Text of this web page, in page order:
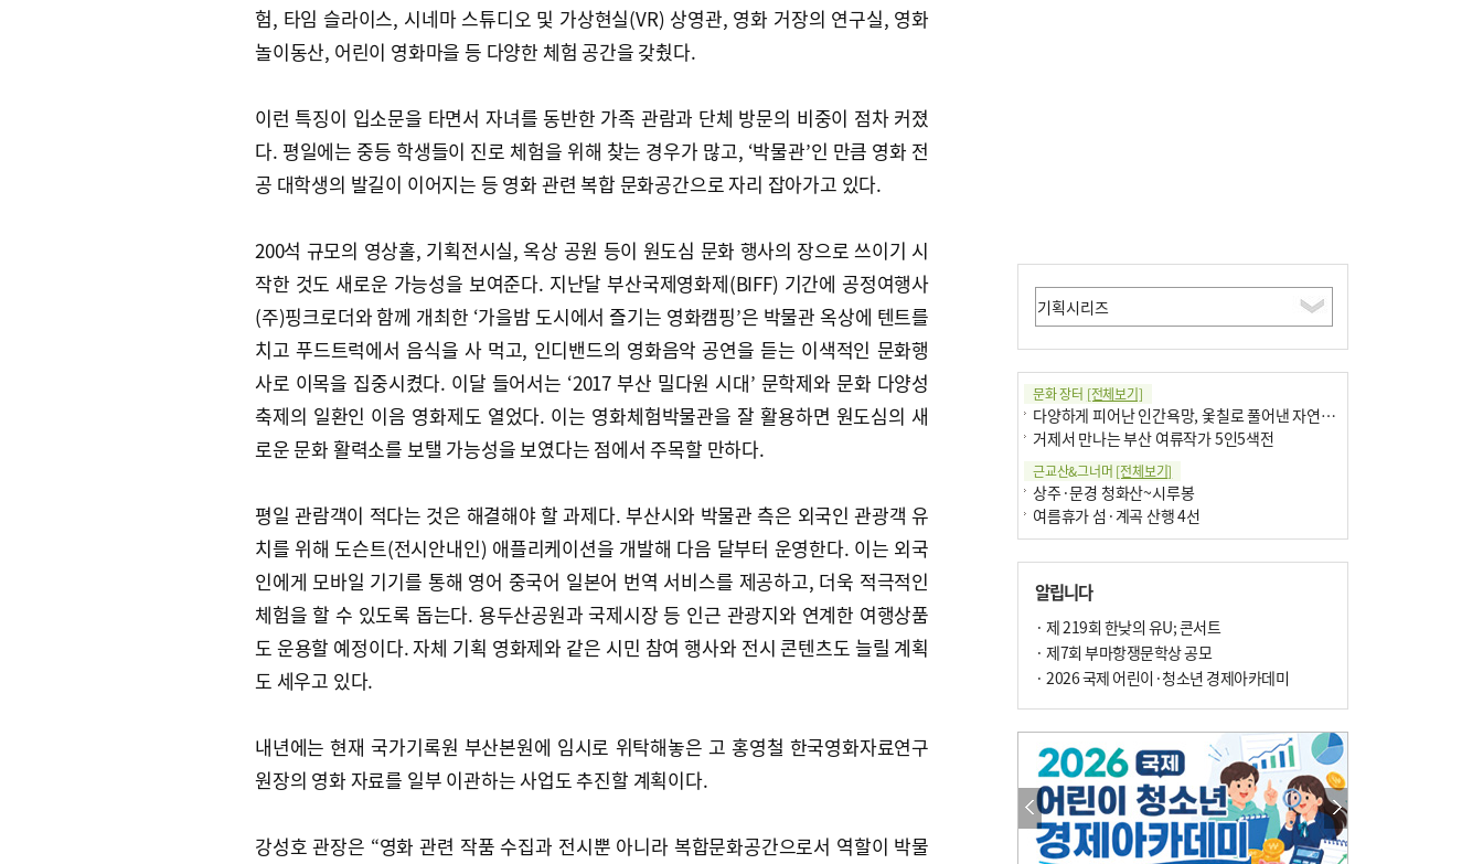
험, 타임 슬라이스, 시네마 스튜디오 및 가상현실(VR) 상영관, 영화 거장의 연구실, 영화
놀이동산, 어린이 영화마을 등 다양한 체험 공간을 갖췄다.
이런 특징이 입소문을 타면서 자녀를 동반한 가족 관람과 단체 방문의 비중이 점차 커졌
다. 평일에는 중등 학생들이 진로 체험을 위해 찾는 경우가 많고, ‘박물관’인 만큼 영화 전
공 대학생의 발길이 이어지는 등 영화 관련 복합 문화공간으로 자리 잡아가고 있다.
200석 규모의 영상홀, 기획전시실, 옥상 공원 등이 원도심 문화 행사의 장으로 쓰이기 시
작한 것도 새로운 가능성을 보여준다. 지난달 부산국제영화제(BIFF) 기간에 공정여행사
(주)핑크로더와 함께 개최한 ‘가을밤 도시에서 즐기는 영화캠핑’은 박물관 옥상에 텐트를
치고 푸드트럭에서 음식을 사 먹고, 인디밴드의 영화음악 공연을 듣는 이색적인 문화행
사로 이목을 집중시켰다. 이달 들어서는 ‘2017 부산 밀다원 시대’ 문학제와 문화 다양성
축제의 일환인 이음 영화제도 열었다. 이는 영화체험박물관을 잘 활용하면 원도심의 새
로운 문화 활력소를 보탤 가능성을 보였다는 점에서 주목할 만하다.
평일 관람객이 적다는 것은 해결해야 할 과제다. 부산시와 박물관 측은 외국인 관광객 유
치를 위해 도슨트(전시안내인) 애플리케이션을 개발해 다음 달부터 운영한다. 이는 외국
인에게 모바일 기기를 통해 영어 중국어 일본어 번역 서비스를 제공하고, 더욱 적극적인
체험을 할 수 있도록 돕는다. 용두산공원과 국제시장 등 인근 관광지와 연계한 여행상품
도 운용할 예정이다. 자체 기획 영화제와 같은 시민 참여 행사와 전시 콘텐츠도 늘릴 계획
도 세우고 있다.
내년에는 현재 국가기록원 부산본원에 임시로 위탁해놓은 고 홍영철 한국영화자료연구
원장의 영화 자료를 일부 이관하는 사업도 추진할 계획이다.
강성호 관장은 “영화 관련 작품 수집과 전시뿐 아니라 복합문화공간으로서 역할이 박물
문화 장터 [전체보기]
다양하게 피어난 인간욕망, 옻칠로 풀어낸 자연의 이치
거제서 만나는 부산 여류작가 5인5색전
근교산&그너머 [전체보기]
상주·문경 청화산~시루봉
여름휴가 섬·계곡 산행 4선
알립니다
· 제 219회 한낮의 유U; 콘서트
· 제7회 부마항쟁문학상 공모
· 2026 국제 어린이·청소년 경제아카데미